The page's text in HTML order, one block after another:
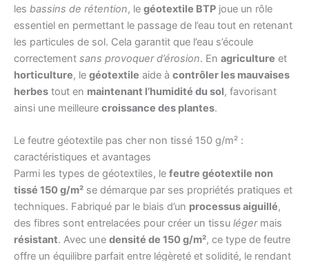
les bassins de rétention, le géotextile BTP joue un rôle
essentiel en permettant le passage de l’eau tout en retenant
les particules de sol. Cela garantit que l’eau s’écoule
correctement sans provoquer d’érosion. En agriculture et
horticulture, le géotextile aide à contrôler les mauvaises
herbes tout en maintenant l’humidité du sol, favorisant
ainsi une meilleure croissance des plantes.
Le feutre géotextile pas cher non tissé 150 g/m² :
caractéristiques et avantages
Parmi les types de géotextiles, le feutre géotextile non
tissé 150 g/m² se démarque par ses propriétés pratiques et
techniques. Fabriqué par le biais d’un processus aiguillé,
des fibres sont entrelacées pour créer un tissu légermais
résistant. Avec une densité de 150 g/m², ce type de feutre
offre un équilibre parfait entre légèreté et solidité, le rendant